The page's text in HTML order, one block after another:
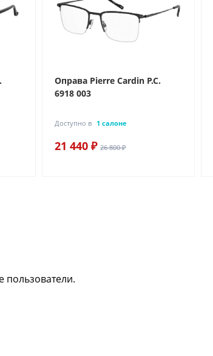
Оправа Pierre Cardin P.C.
6918 003
Доступно в 1 салоне
21 440 ₽ 26 800 ₽
пользователи.